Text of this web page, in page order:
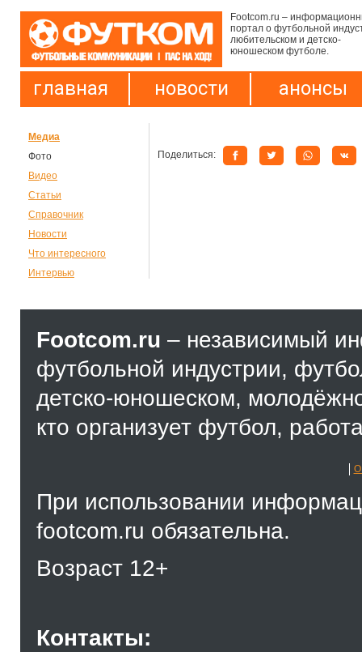
Footcom.ru –
портал о футбольной
любительском и детско-
юношеском футболе.
главная новости анонсы
Медиа
Фото
Видео
Статьи
Справочник
Новости
Что интересного
Интервью
Поделиться:
Footcom.ru – независимый
футбольной индустрии,
детско-юношеском,
кто организует футбол,
О
При использовании
footcom.ru обязательна.
Возраст 12+
Контакты: